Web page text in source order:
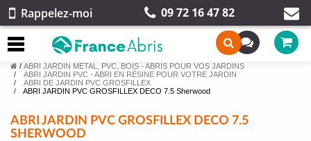
Rappelez-moi 09 72 16 47 82
/ ABRI JARDIN MÉTAL, PVC, BOIS - ABRIS POUR VOS JARDINS
ABRI JARDIN PVC - ABRI EN RÉSINE POUR VOTRE JARDIN
ABRI DE JARDIN PVC GROSFILLEX
ABRI JARDIN PVC GROSFILLEX DECO 7.5 Sherwood
ABRI JARDIN PVC GROSFILLEX DECO 7.5
SHERWOOD